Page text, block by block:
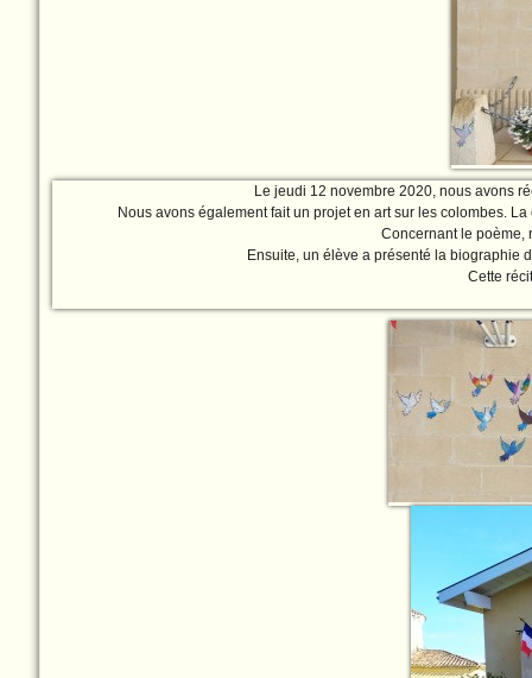
Le jeudi 12 novembre 2020, nous avons
Nous avons également fait un projet en art sur les colombes.
Concernant le poème,
Ensuite, un élève a présenté la biographie
Cette